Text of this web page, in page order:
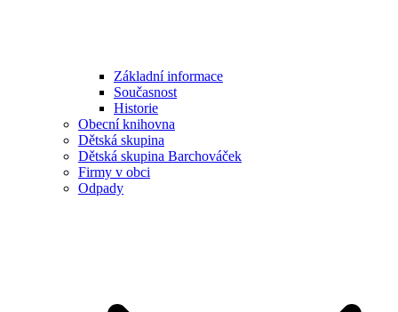
Základní informace
Současnost
Historie
Obecní knihovna
Dětská skupina
Dětská skupina Barchováček
Firmy v obci
Odpady